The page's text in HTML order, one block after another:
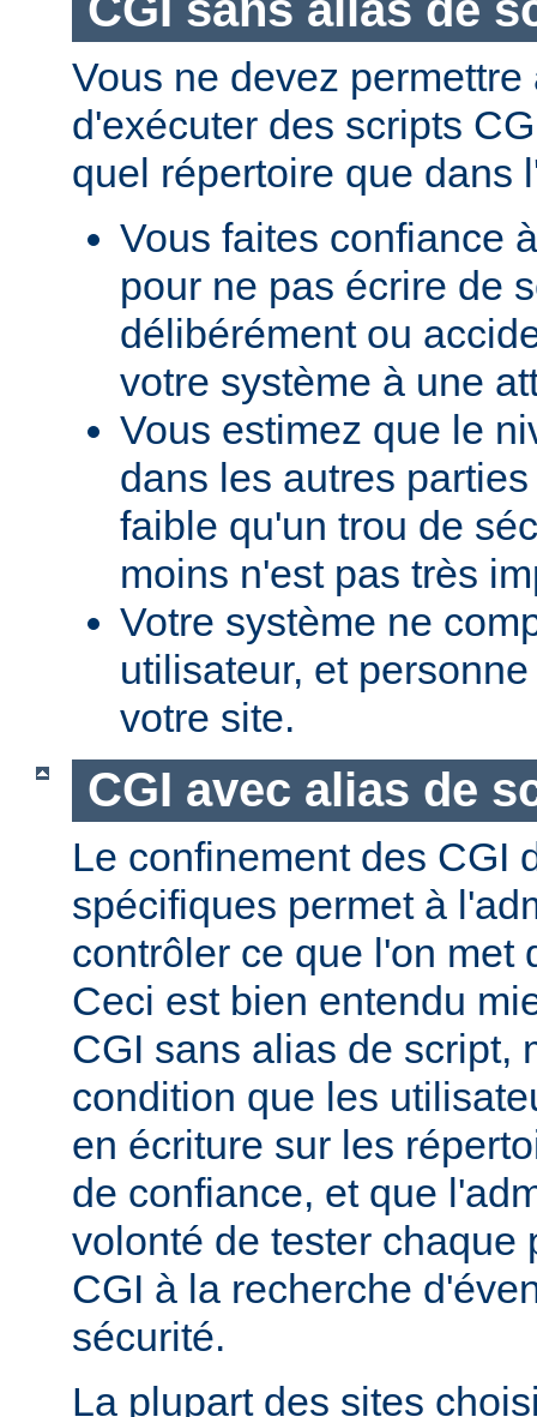
Vous ne devez
d'exécuter des scripts
quel répertoire que dans
Vous faites confiance
pour ne pas écrire de
délibérément ou
votre système à une
Vous estimez que le
dans les autres
faible qu'un trou de
moins n'est pas très
Votre système ne
utilisateur, et
votre site.
CGI avec alias de
Le confinement des CGI
spécifiques permet à
contrôler ce que l'on met
Ceci est bien entendu
CGI sans alias de script,
condition que les
en écriture sur les
de confiance, et que
volonté de tester chaque
CGI à la recherche
sécurité.
La plupart des sites